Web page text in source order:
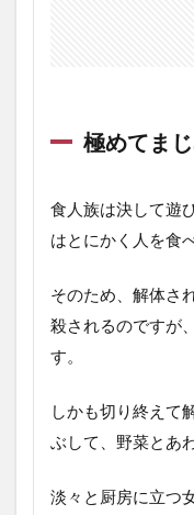
極めてま
食人族は決して遊
はとにかく人を食
そのため、解体さ
殺されるのですが
す。
しかも切り終えて
ぶして、野菜とあ
淡々と厨房に立つ